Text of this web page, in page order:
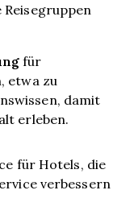
für
etwa zu
damit
erleben.
für Hotels, die
verbessern